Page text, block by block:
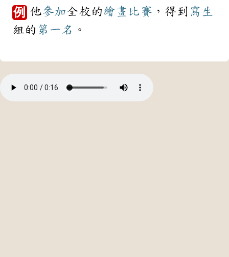
例 他參加全校的 繪畫 比賽 ，得到 寫生
組的 第一名 。